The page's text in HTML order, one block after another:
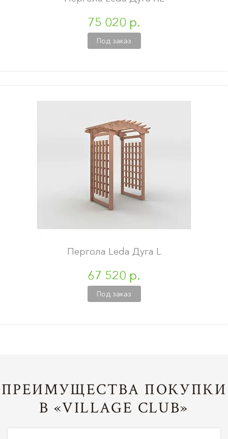
75 020 р.
Под заказ
Пергола Leda Дуга L
67 520 р.
Под заказ
ПРЕИМУЩЕСТВА ПОКУПКИ
В «VILLAGE CLUB»